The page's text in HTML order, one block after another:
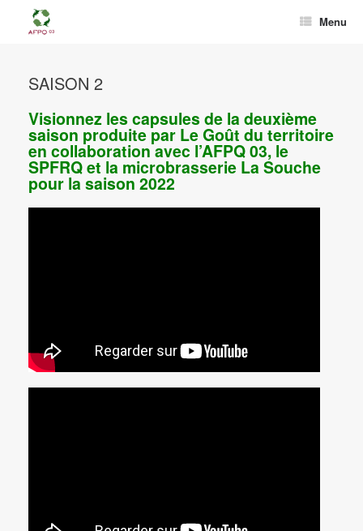
Menu
SAISON 2
Visionnez les capsules de la deuxième
saison produite par Le Goût du territoire
en collaboration avec l’AFPQ 03, le
SPFRQ et la microbrasserie La Souche
pour la saison 2022